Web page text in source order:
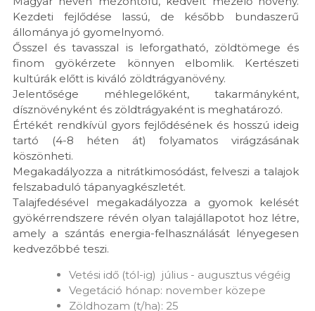
Kezdeti fejlődése lassú, de később bundaszerű
állománya jó gyomelnyomó.
Ősszel és tavasszal is leforgatható, zöldtömege és
finom gyökérzete könnyen elbomlik. Kertészeti
kultúrák előtt is kiváló zöldtrágyanövény.
Jelentősége méhlegelőként, takarmányként,
dísznövényként és zöldtrágyaként is meghatározó.
Értékét rendkívül gyors fejlődésének és hosszú ideig
tartó (4-8 héten át) folyamatos virágzásának
köszönheti.
Megakadályozza a nitrátkimosódást, felveszi a talajok
felszabaduló tápanyagkészletét.
Talajfedésével megakadályozza a gyomok kelését
gyökérrendszere révén olyan talajállapotot hoz létre,
amely a szántás energia-felhasználását lényegesen
kedvezőbbé teszi.
Vetési idő (tól-ig) július - augusztus végéig
Vegetáció hónap: november közepe
Zöldhozam (t/ha): 25